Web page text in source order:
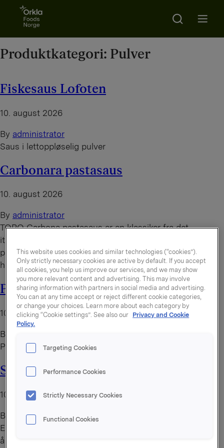
Go to frontpage
Search
Produktkategori: Pulver
Fiskesaus Lofoten
10. august 2026
By administrator
Saus i lettoppløselig pulver
Carbonara pastasaus
10. august 2026
By administrator
TORO Carbona pastasaus er en klassiker fra det
italienske kjøkkenet. Server til spagetti eller andre
pastaretter og tilsett gjerne bacon, revet parmesan og
hakket, fersk persille. Lett å like, lett å lage.
Pastasaus m/tomat & urter
10. august 2026
By
Pastasaus i lettoppløselig pulver
Sjysaus
10. august 2026
By
administrator
En populær saus til kjøtt og et perfekt utgangspunkt for
å lage din egen saus
This website uses cookies and similar technologies (“cookies”).
Only strictly necessary cookies are active by default. If you accept
all cookies, you help us improve our services, and we may show
you more relevant content and advertising. This may involve
sharing information with partners in social media and advertising.
You can at any time accept or reject different cookie categories,
or change your choices. Learn more about each category by
clicking “Cookie settings”. See also our Privacy and Cookie
Policy.
Targeting Cookies
Performance Cookies
Strictly Necessary Cookies
Functional Cookies